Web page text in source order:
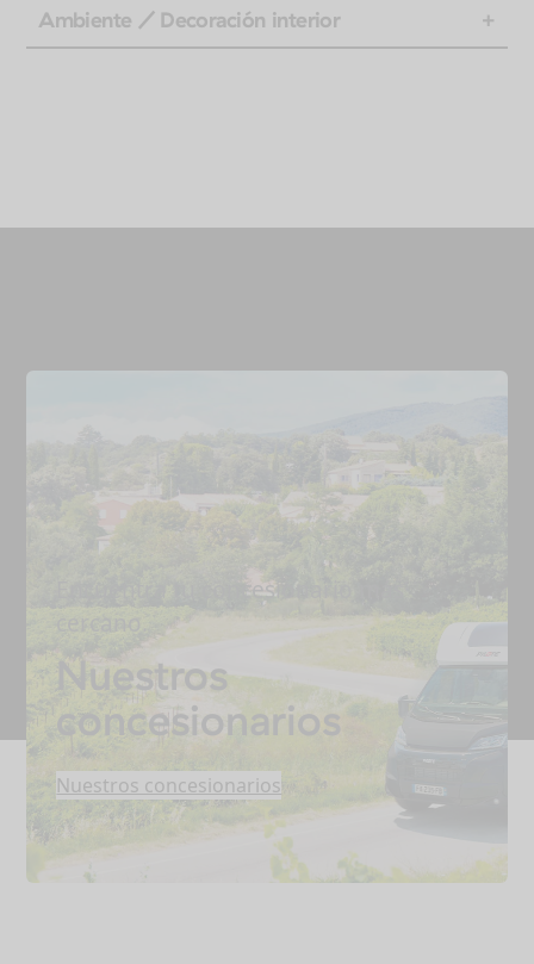
Ambiente / Decoración interior
Encuentra tu concesionario más
Nuestros
concesionarios
Nuestros concesionarios